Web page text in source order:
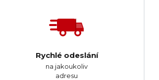
Rychlé odeslání
na jakoukoliv
adresu